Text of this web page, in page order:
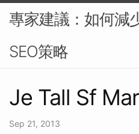
專家建議：如何減
SEO策略
Je Tall Sf
Sep 21, 2013